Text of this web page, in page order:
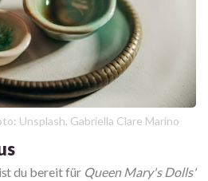
Unsplash, Gabriella Clare Marino
du bereit für Queen Mary's Dolls'